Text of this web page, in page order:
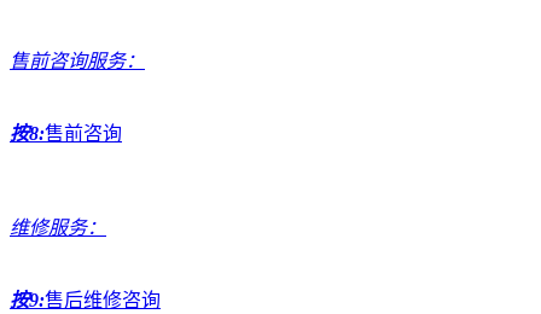
售前咨询服务：
按8:售前咨询
维修服务：
按9:售后维修咨询